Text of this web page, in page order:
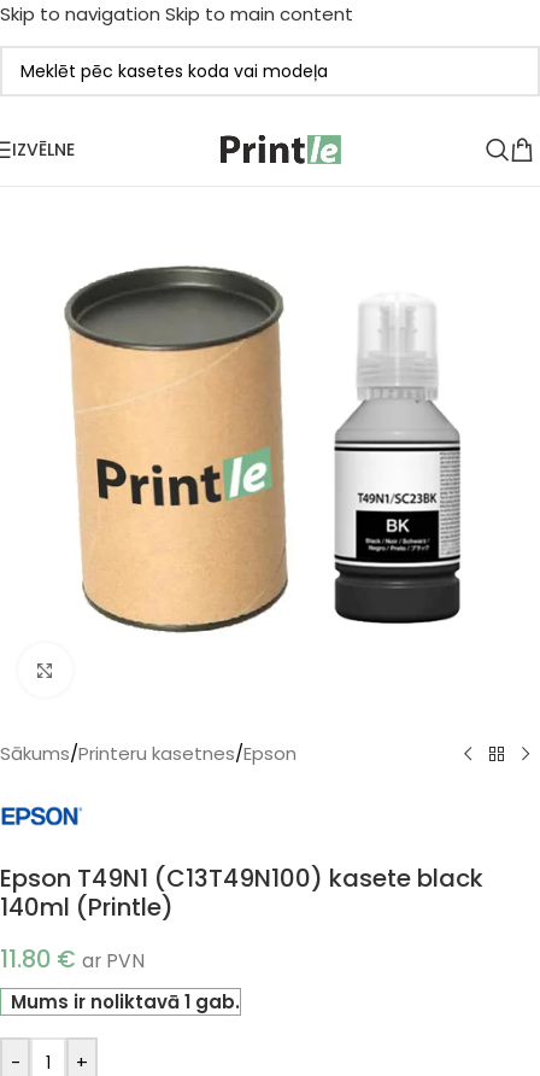
Skip to navigation Skip to main content
IZVĒLNE
Sākums/Printeru kasetnes/Epson
Epson T49N1 (C13T49N100) kasete black
140ml (Printle)
11.80 € ar PVN
Mums ir noliktavā 1 gab.
- +